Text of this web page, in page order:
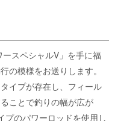
スペシャルV」を手に福
の模様をお送りします。
イプが存在し、フィール
ことで釣りの幅が広が
プのパワーロッドを使用し